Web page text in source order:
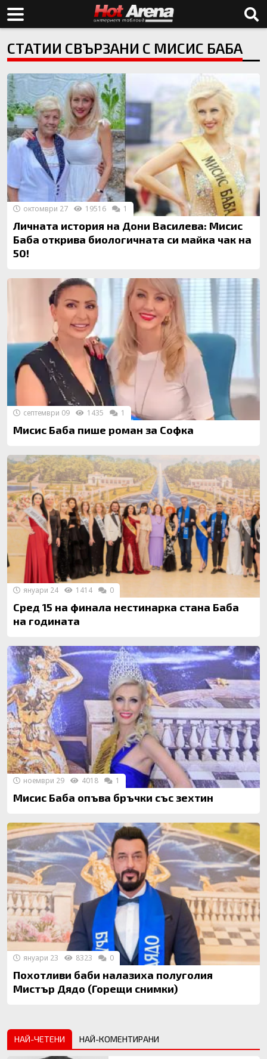
СТАТИИ СВЪРЗАНИ С МИСИС БАБА
Личната история на Дони Василева: Мисис
Баба открива биологичната си майка чак на
50!
октомври 27 19516 1
Мисис Баба пише роман за Софка
септември 09 1435 1
Сред 15 на финала нестинарка стана Баба
на годината
януари 24 1414 0
Мисис Баба опъва бръчки със зехтин
ноември 29 4018 1
Похотливи баби налазиха полуголия
Мистър Дядо (Горещи снимки)
януари 23 8323 0
НАЙ-ЧЕТЕНИ НАЙ-КОМЕНТИРАНИ